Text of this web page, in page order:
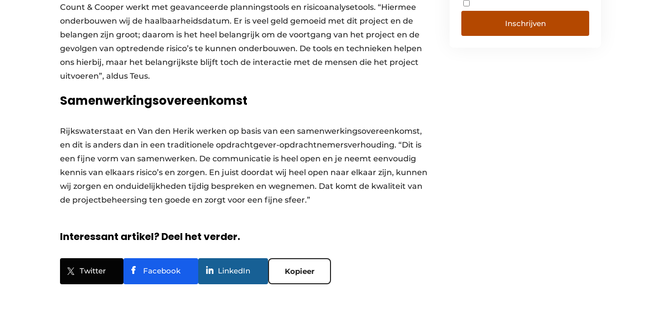
Count & Cooper werkt met geavanceerde planningstools en risicoanalysetools. “Hiermee
onderbouwen wij de haalbaarheidsdatum. Er is veel geld gemoeid met dit project en de
belangen zijn groot; daarom is het heel belangrijk om de voortgang van het project en de
gevolgen van optredende risico’s te kunnen onderbouwen. De tools en technieken helpen
ons hierbij, maar het belangrijkste blijft toch de interactie met de mensen die het project
uitvoeren”, aldus Teus.
Samenwerkingsovereenkomst
Rijkswaterstaat en Van den Herik werken op basis van een samenwerkingsovereenkomst,
en dit is anders dan in een traditionele opdrachtgever-opdrachtnemersverhouding. “Dit is
een fijne vorm van samenwerken. De communicatie is heel open en je neemt eenvoudig
kennis van elkaars risico’s en zorgen. En juist doordat wij heel open naar elkaar zijn, kunnen
wij zorgen en onduidelijkheden tijdig bespreken en wegnemen. Dat komt de kwaliteit van
de projectbeheersing ten goede en zorgt voor een fijne sfeer.”
Interessant artikel? Deel het verder.
Twitter Facebook LinkedIn Kopieer
Inschrijven